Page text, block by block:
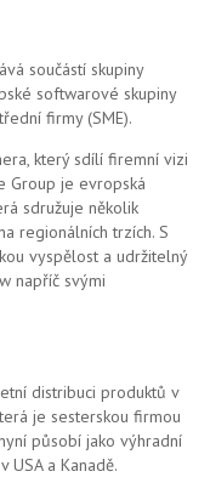
součástí skupiny
softwarové skupiny
firmy (SME).
který sdílí firemní vizi
Group je evropská
sdružuje několik
regionálních trzích. S
vyspělost a udržitelný
napříč svými
distribuci produktů v
je sesterskou firmou
působí jako výhradní
USA a Kanadě.